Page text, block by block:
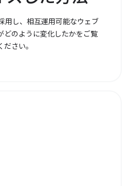
用し、相互運用可能なウェブ
どのように変化したかをご覧
ださい。